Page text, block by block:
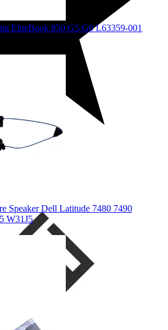
EliteBook 850 G5 G6 L63359-001
Speaker Dell Latitude 7480 7490
W31J5